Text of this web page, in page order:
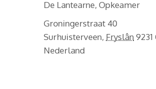
De Lantearne, Opkeamer
Groningerstraat 40
Surhuisterveen, Fryslân 9231
Nederland